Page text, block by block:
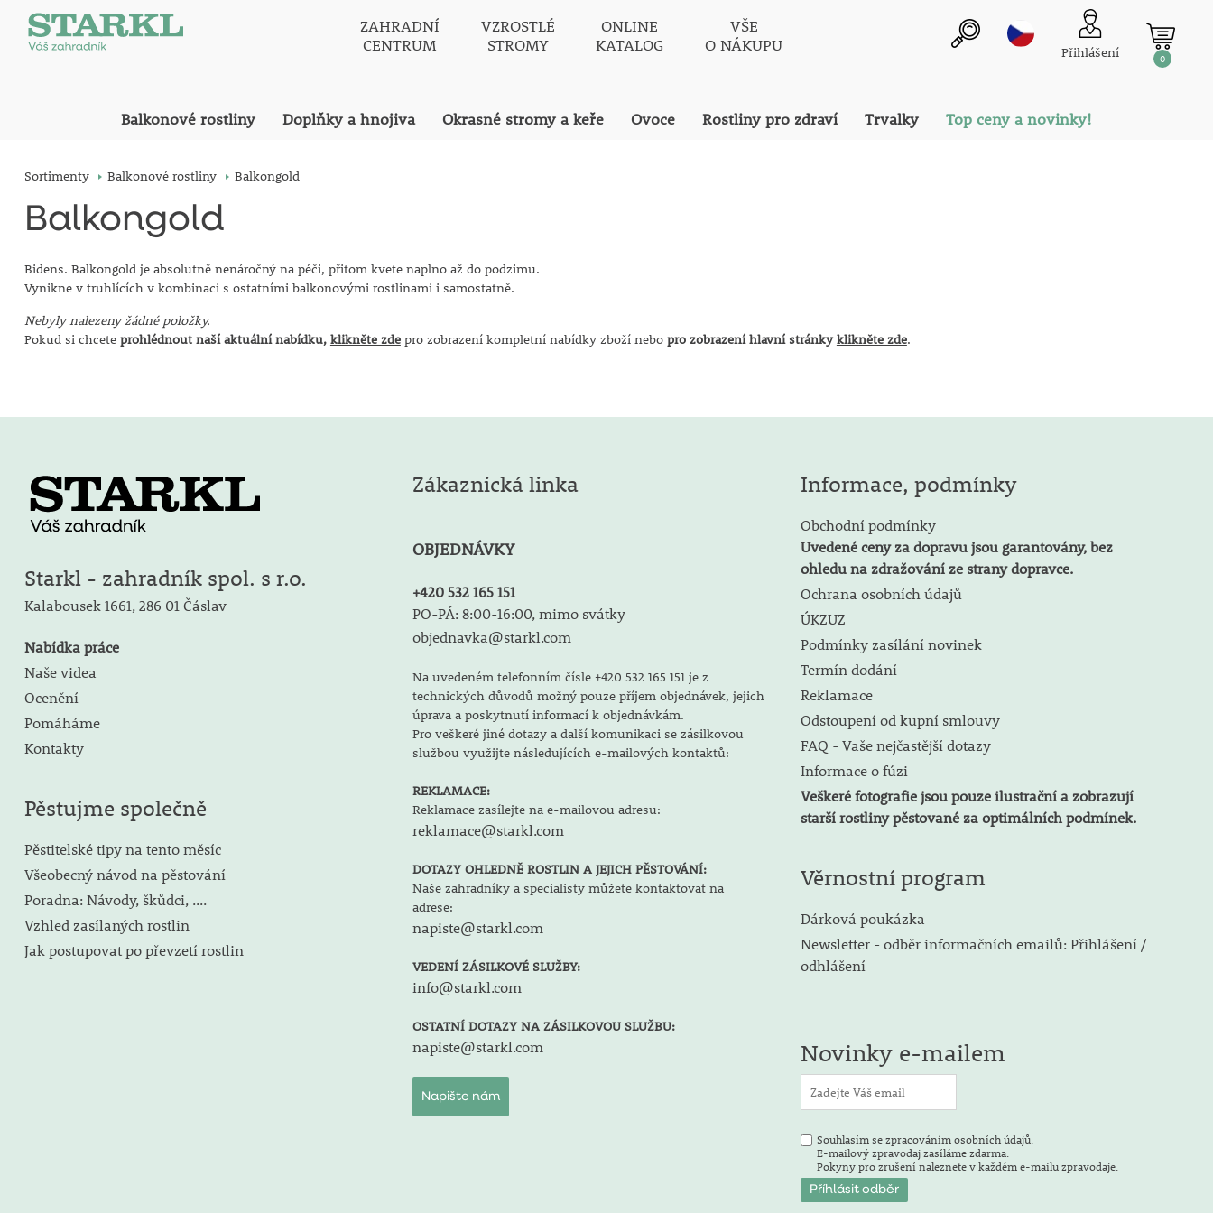
ZAHRADNÍ
CENTRUM
VZROSTLÉ
STROMY
ONLINE
KATALOG
VŠE
O NÁKUPU
Přihlášení 0
Balkonové rostliny Doplňky a hnojiva Okrasné stromy a keře Ovoce Rostliny pro zdraví Trvalky Top ceny a novinky!
Sortimenty Balkonové rostliny Balkongold
Balkongold
Bidens. Balkongold je absolutně nenáročný na péči, přitom kvete naplno až do podzimu.
Vynikne v truhlících v kombinaci s ostatními balkonovými rostlinami i samostatně.
Nebyly nalezeny žádné položky.
Pokud si chcete prohlédnout naší aktuální nabídku, klikněte zdepro zobrazení kompletní nabídky zboží nebo pro zobrazení hlavní stránkyklikněte zde.
Starkl - zahradník spol. s r.o.
Kalabousek 1661, 286 01 Čáslav
Nabídka práce
Naše videa
Ocenění
Pomáháme
Kontakty
Pěstujme společně
Pěstitelské tipy na tento měsíc
Všeobecný návod na pěstování
Poradna: Návody, škůdci, ....
Vzhled zasílaných rostlin
Jak postupovat po převzetí rostlin
Zákaznická linka
OBJEDNÁVKY
+420 532 165 151
PO-PÁ: 8:00-16:00, mimo svátky
objednavka@starkl.com
Na uvedeném telefonním čísle +420 532 165 151 je z
technických důvodů možný pouze příjem objednávek, jejich
úprava a poskytnutí informací k objednávkám.
Pro veškeré jiné dotazy a další komunikaci se zásilkovou
službou využijte následujících e-mailových kontaktů:
REKLAMACE:
Reklamace zasílejte na e-mailovou adresu:
reklamace@starkl.com
DOTAZY OHLEDNĚ ROSTLIN A JEJICH PĚSTOVÁNÍ:
Naše zahradníky a specialisty můžete kontaktovat na
adrese:
napiste@starkl.com
VEDENÍ ZÁSILKOVÉ SLUŽBY:
info@starkl.com
OSTATNÍ DOTAZY NA ZÁSILKOVOU SLUŽBU:
napiste@starkl.com
Napište nám
Informace, podmínky
Obchodní podmínky
Uvedené ceny za dopravu jsou garantovány, bez
ohledu na zdražování ze strany dopravce.
Ochrana osobních údajů
ÚKZUZ
Podmínky zasílání novinek
Termín dodání
Reklamace
Odstoupení od kupní smlouvy
FAQ - Vaše nejčastější dotazy
Informace o fúzi
Veškeré fotografie jsou pouze ilustrační a zobrazují
starší rostliny pěstované za optimálních podmínek.
Věrnostní program
Dárková poukázka
Newsletter - odběr informačních emailů: Přihlášení /
odhlášení
Novinky e-mailem
Souhlasím se zpracováním osobních údajů.
E-mailový zpravodaj zasíláme zdarma.
Pokyny pro zrušení naleznete v každém e-mailu zpravodaje.